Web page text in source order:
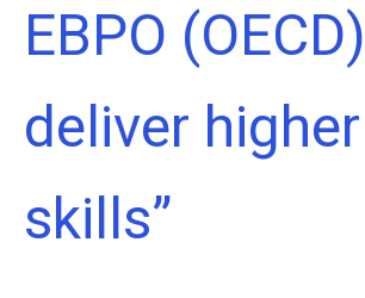
EBPO
deliver
skills”